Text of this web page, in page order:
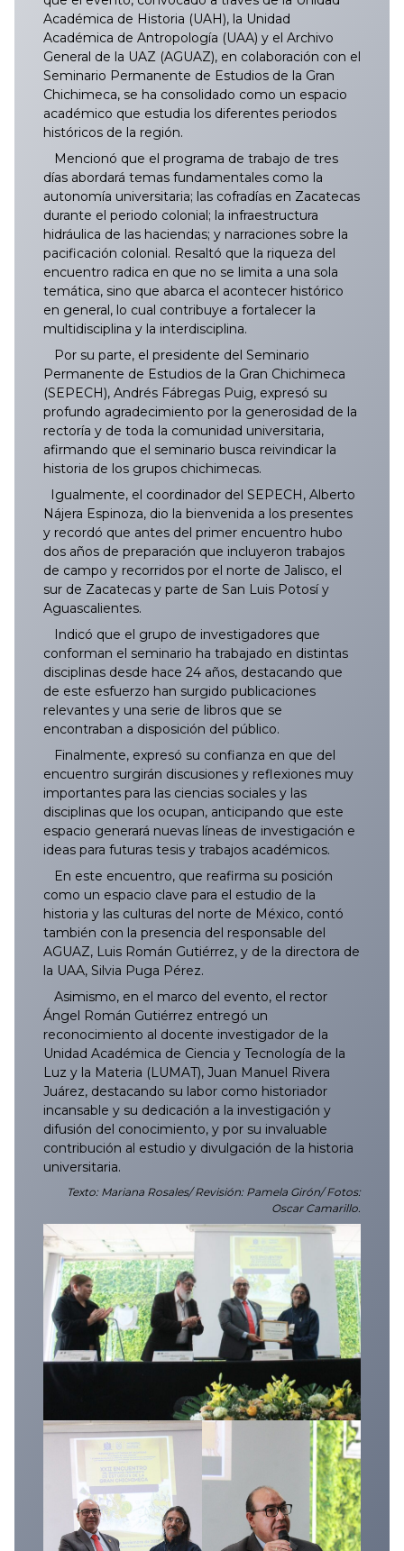
Académica de Historia (UAH), la Unidad
Académica de Antropología (UAA) y el Archivo
General de la UAZ (AGUAZ), en colaboración con el
Seminario Permanente de Estudios de la Gran
Chichimeca, se ha consolidado como un espacio
académico que estudia los diferentes periodos
históricos de la región.
Mencionó que el programa de trabajo de tres
días abordará temas fundamentales como la
autonomía universitaria; las cofradías en Zacatecas
durante el periodo colonial; la infraestructura
hidráulica de las haciendas; y narraciones sobre la
pacificación colonial. Resaltó que la riqueza del
encuentro radica en que no se limita a una sola
temática, sino que abarca el acontecer histórico
en general, lo cual contribuye a fortalecer la
multidisciplina y la interdisciplina.
Por su parte, el presidente del Seminario
Permanente de Estudios de la Gran Chichimeca
(SEPECH), Andrés Fábregas Puig, expresó su
profundo agradecimiento por la generosidad de la
rectoría y de toda la comunidad universitaria,
afirmando que el seminario busca reivindicar la
historia de los grupos chichimecas.
Igualmente, el coordinador del SEPECH, Alberto
Nájera Espinoza, dio la bienvenida a los presentes
y recordó que antes del primer encuentro hubo
dos años de preparación que incluyeron trabajos
de campo y recorridos por el norte de Jalisco, el
sur de Zacatecas y parte de San Luis Potosí y
Aguascalientes.
Indicó que el grupo de investigadores que
conforman el seminario ha trabajado en distintas
disciplinas desde hace 24 años, destacando que
de este esfuerzo han surgido publicaciones
relevantes y una serie de libros que se
encontraban a disposición del público.
Finalmente, expresó su confianza en que del
encuentro surgirán discusiones y reflexiones muy
importantes para las ciencias sociales y las
disciplinas que los ocupan, anticipando que este
espacio generará nuevas líneas de investigación e
ideas para futuras tesis y trabajos académicos.
En este encuentro, que reafirma su posición
como un espacio clave para el estudio de la
historia y las culturas del norte de México, contó
también con la presencia del responsable del
AGUAZ, Luis Román Gutiérrez, y de la directora de
la UAA, Silvia Puga Pérez.
Asimismo, en el marco del evento, el rector
Ángel Román Gutiérrez entregó un
reconocimiento al docente investigador de la
Unidad Académica de Ciencia y Tecnología de la
Luz y la Materia (LUMAT), Juan Manuel Rivera
Juárez, destacando su labor como historiador
incansable y su dedicación a la investigación y
difusión del conocimiento, y por su invaluable
contribución al estudio y divulgación de la historia
universitaria.
Texto: Mariana Rosales/ Revisión: Pamela Girón/ Fotos:
Oscar Camarillo.